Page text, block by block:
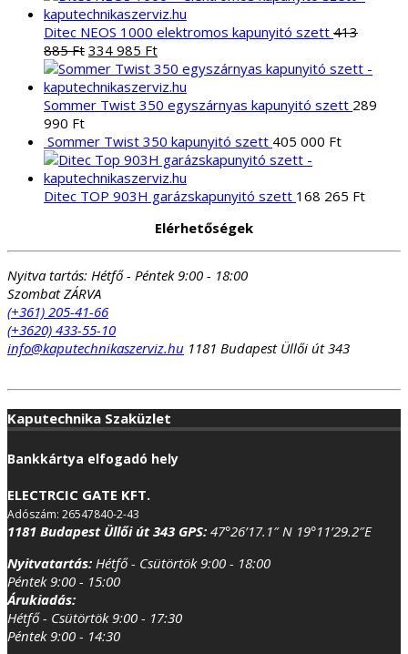
Ditec NEOS 1000 elektromos kapunyitó szett 413
885Ft Original
price
was:
413
334 985 FtCurrent
price
is:
334
Sommer Twist 350 egyszárnyas kapunyitó szett 289
990 Ft
Sommer Twist 350 kapunyitó szett 405 000 Ft
Ditec TOP 903H garázskapunyitó szett 168 265 Ft
Elérhetőségek
Nyitva tartás: Hétfő - Péntek 9:00 - 18:00
Szombat ZÁRVA
(+361) 205-41-66
(+3620) 433-55-10
info@kaputechnikaszerviz.hu 1181 Budapest Üllői út 343
Kaputechnika Szaküzlet
Bankkártya elfogadó hely
ELECTRCIC GATE KFT.
Adószám: 26547840-2-43
1181 Budapest Üllői út 343 GPS: 47°26’17.1″ N 19°11’29.2″E
Nyitvatartás: Hétfő - Csütörtök 9:00 - 18:00
Péntek 9:00 - 15:00
Árukiadás:
Hétfő - Csütörtök 9:00 - 17:30
Péntek 9:00 - 14:30